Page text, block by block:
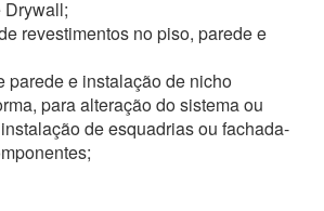
Drywall;
revestimentos no piso, parede e
parede e instalação de nicho
para alteração do sistema ou
de esquadrias ou fachada-